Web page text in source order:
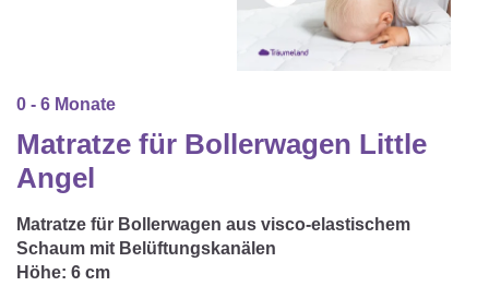
Matratzenschoner & -auflage
Betteinsatz
Innenschlafsack
Baby-Kuscheldecke
Kuschelkissen
STILLKISSEN & STILLTUCH
WICKELUNTERLAGEN
TEXTILIEN
Spannbettlaken
ENTWICKLUNGSFÖRDERUNG
Kuschelnest
ZUBEHÖR
0 - 6 Monate
Matratze für Bollerwagen Little
Angel
Matratze für Bollerwagen aus visco-elastischem
Schaum mit Belüftungskanälen
Höhe: 6 cm